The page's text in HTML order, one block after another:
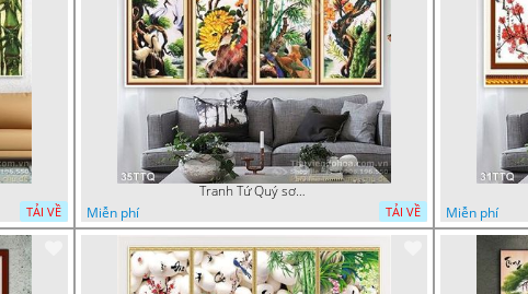
TẢI VỀ
Tranh Tứ Quý sơn dầu đào mai cúc trúc
Miễn phí
TẢI VỀ
Miễn phí